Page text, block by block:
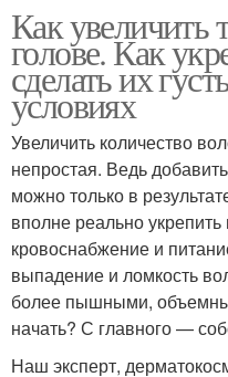
Как увеличить
голове. Как
сделать их
условиях
Увеличить количество
непростая. Ведь
можно только в
вполне реально
кровоснабжение и
выпадение и ломкость
более пышными,
начать? С главного —
Наш эксперт,